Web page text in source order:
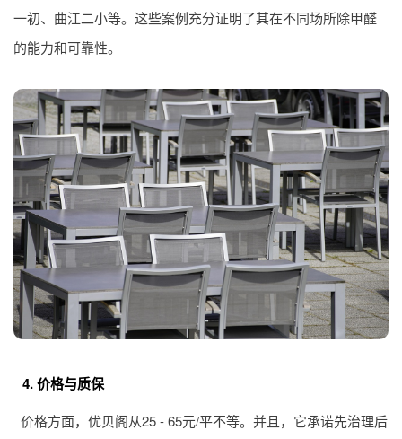
一初、曲江二小等。这些案例充分证明了其在不同场所除甲醛
的能力和可靠性。
4. 价格与质保
价格方面，优贝阁从25 - 65元/平不等。并且，它承诺先治理后